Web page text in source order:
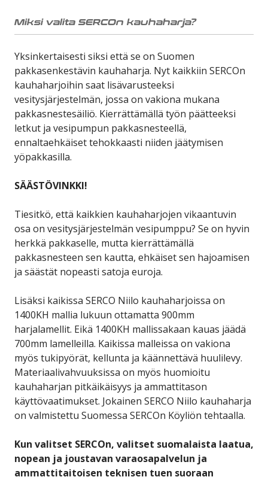
Miksi valita SERCOn kauhaharja?
Yksinkertaisesti siksi että se on Suomen
pakkasenkestävin kauhaharja. Nyt kaikkiin SERCOn
kauhaharjoihin saat lisävarusteeksi
vesitysjärjestelmän, jossa on vakiona mukana
pakkasnestesäiliö. Kierrättämällä työn päätteeksi
letkut ja vesipumpun pakkasnesteellä,
ennaltaehkäiset tehokkaasti niiden jäätymisen
yöpakkasilla.
SÄÄSTÖVINKKI!
Tiesitkö, että kaikkien kauhaharjojen vikaantuvin
osa on vesitysjärjestelmän vesipumppu? Se on hyvin
herkkä pakkaselle, mutta kierrättämällä
pakkasnesteen sen kautta, ehkäiset sen hajoamisen
ja säästät nopeasti satoja euroja.
Lisäksi kaikissa SERCO Niilo kauhaharjoissa on
1400KH mallia lukuun ottamatta 900mm
harjalamellit. Eikä 1400KH mallissakaan kauas jäädä
700mm lamelleilla. Kaikissa malleissa on vakiona
myös tukipyörät, kellunta ja käännettävä huulilevy.
Materiaalivahvuuksissa on myös huomioitu
kauhaharjan pitkäikäisyys ja ammattitason
käyttövaatimukset. Jokainen SERCO Niilo kauhaharja
on valmistettu Suomessa SERCOn Köyliön tehtaalla.
Kun valitset SERCOn, valitset suomalaista laatua,
nopean ja joustavan varaosapalvelun ja
ammattitaitoisen teknisen tuen suoraan